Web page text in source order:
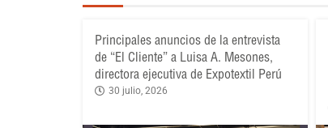
Principales anuncios de la entrevista
de “El Cliente” a Luisa A. Mesones,
directora ejecutiva de Expotextil Perú
30 julio, 2026